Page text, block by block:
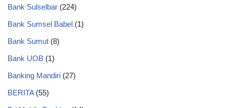
Bank Sulselbar (224)
Bank Sumsel Babel (1)
Bank Sumut (8)
Bank UOB (1)
Banking Mandiri (27)
BERITA(55)